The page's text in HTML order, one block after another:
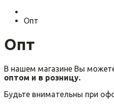
Опт
Опт
В нашем магазине Вы
оптом и в розницу.
Будьте внимательны при